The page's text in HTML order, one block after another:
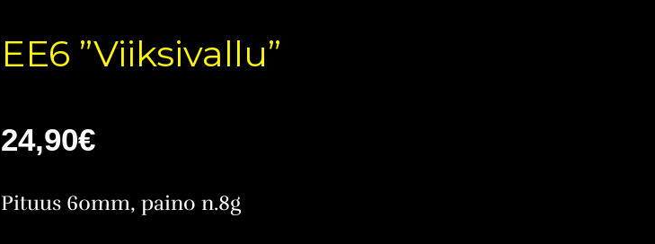
EE6 ”Viiksivallu”
24,90€
Pituus 60mm, paino n.8g